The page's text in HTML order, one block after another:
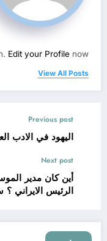
Edit your Profile now.
View All Posts
Previous post
اليهود في الادب العالمي
Next post
أين كان مدير
الرئيس الايراني